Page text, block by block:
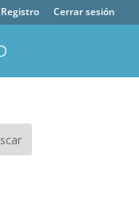
Cerrar sesión